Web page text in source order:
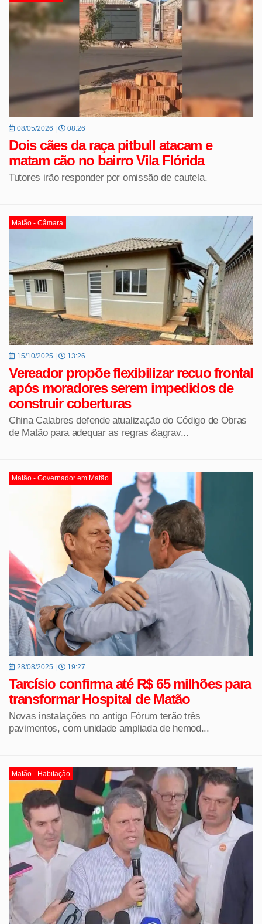
08/05/2026 | 08:26
Dois cães da raça pitbull atacam e
matam cão no bairro Vila Flórida
Tutores irão responder por omissão de cautela.
Matão - Câmara
15/10/2025 | 13:26
Vereador propõe flexibilizar recuo frontal
após moradores serem impedidos de
construir coberturas
China Calabres defende atualização do Código de Obras
de Matão para adequar as regras &agrav...
Matão - Governador em Matão
28/08/2025 | 19:27
Tarcísio confirma até R$ 65 milhões para
transformar Hospital de Matão
Novas instalações no antigo Fórum terão três
pavimentos, com unidade ampliada de hemod...
Matão - Habitação